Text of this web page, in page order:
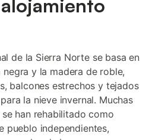
de la Sierra Norte se basa en
y la madera de roble,
balcones estrechos y tejados
la nieve invernal. Muchas
han rehabilitado como
pueblo independientes,